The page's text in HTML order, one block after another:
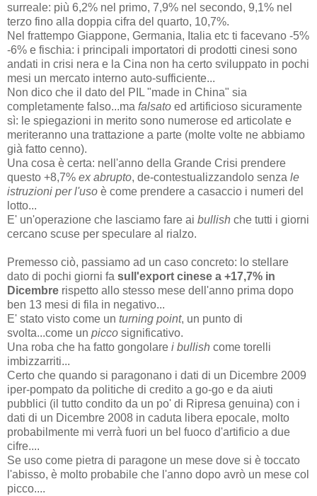
surreale: più 6,2% nel primo, 7,9% nel secondo, 9,1% nel
terzo fino alla doppia cifra del quarto, 10,7%.
Nel frattempo Giappone, Germania, Italia etc ti facevano -5%
-6% e fischia: i principali importatori di prodotti cinesi sono
andati in crisi nera e la Cina non ha certo sviluppato in pochi
mesi un mercato interno auto-sufficiente...
Non dico che il dato del PIL "made in China" sia
completamente falso...ma falsato ed artificioso sicuramente
sì: le spiegazioni in merito sono numerose ed articolate e
meriteranno una trattazione a parte (molte volte ne abbiamo
già fatto cenno).
Una cosa è certa: nell'anno della Grande Crisi prendere
questo +8,7% ex abrupto, de-contestualizzandolo senza le
istruzioni per l'uso è come prendere a casaccio i numeri del
lotto...
E' un'operazione che lasciamo fare ai bullish che tutti i giorni
cercano scuse per speculare al rialzo.
Premesso ciò, passiamo ad un caso concreto: lo stellare
dato di pochi giorni fa sull'export cinese a +17,7% in
Dicembre rispetto allo stesso mese dell'anno prima dopo
ben 13 mesi di fila in negativo...
E' stato visto come un turning point, un punto di
svolta...come un picco significativo.
Una roba che ha fatto gongolare i bullish come torelli
imbizzarriti...
Certo che quando si paragonano i dati di un Dicembre 2009
iper-pompato da politiche di credito a go-go e da aiuti
pubblici (il tutto condito da un po' di Ripresa genuina) con i
dati di un Dicembre 2008 in caduta libera epocale, molto
probabilmente mi verrà fuori un bel fuoco d'artificio a due
cifre....
Se uso come pietra di paragone un mese dove si è toccato
l'abisso, è molto probabile che l'anno dopo avrò un mese col
picco....